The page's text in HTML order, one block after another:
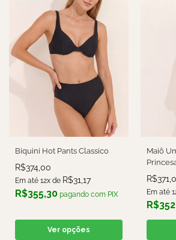
Biquini Hot Pants Classico
R$374,00
Em até 12x de R$31,17
R$355,30 pagando com PIX
Ver opções
Maiô
R$
Em até
R$